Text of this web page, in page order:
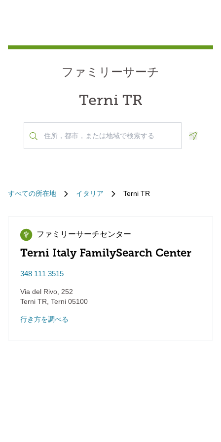
ファミリーサーチ
Terni TR
すべての所在地 イタリア Terni TR
ファミリーサーチセンター
Terni Italy FamilySearch Center
348 111 3515
Via del Rivo, 252
Terni TR Terni 05100
行き方を調べる